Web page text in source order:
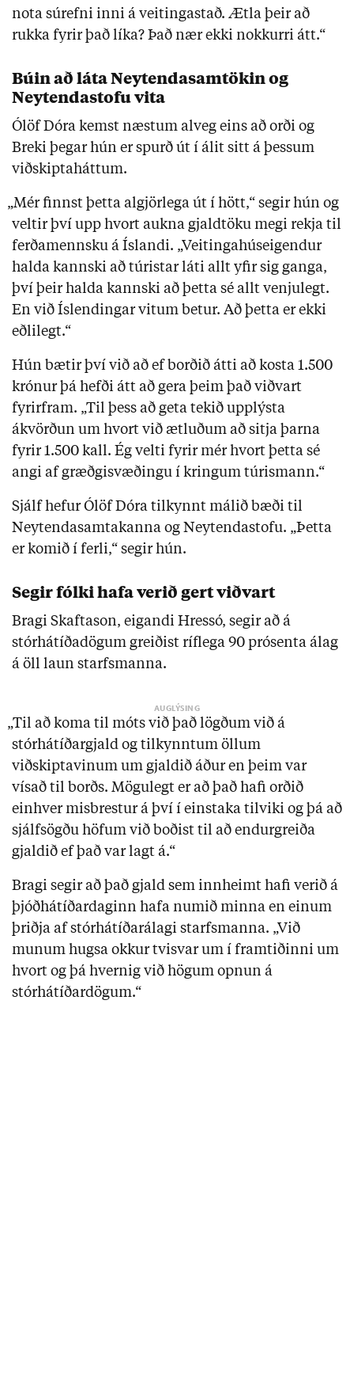
nota súrefni inni á veitingastað. Ætla þeir að
rukka fyrir það líka? Það nær ekki nokkurri átt.“
Búin að láta Neytendasamtökin og
Neytendastofu vita
Ólöf Dóra kemst næstum alveg eins að orði og
Breki þegar hún er spurð út í álit sitt á þessum
viðskiptaháttum.
„Mér finnst þetta algjörlega út í hött,“ segir hún og
veltir því upp hvort aukna gjaldtöku megi rekja til
ferðamennsku á Íslandi. „Veitingahúseigendur
halda kannski að túristar láti allt yfir sig ganga,
því þeir halda kannski að þetta sé allt venjulegt.
En við Íslendingar vitum betur. Að þetta er ekki
eðlilegt.“
Hún bætir því við að ef borðið átti að kosta 1.500
krónur þá hefði átt að gera þeim það viðvart
fyrirfram. „Til þess að geta tekið upplýsta
ákvörðun um hvort við ætluðum að sitja þarna
fyrir 1.500 kall. Ég velti fyrir mér hvort þetta sé
angi af græðgisvæðingu í kringum túrismann.“
Sjálf hefur Ólöf Dóra tilkynnt málið bæði til
Neytendasamtakanna og Neytendastofu. „Þetta
er komið í ferli,“ segir hún.
Segir fólki hafa verið gert viðvart
Bragi Skaftason, eigandi Hressó, segir að á
stórhátíðadögum greiðist ríflega 90 prósenta álag
á öll laun starfsmanna.
„Til að koma til móts við það lögðum við á
stórhátíðargjald og tilkynntum öllum
viðskiptavinum um gjaldið áður en þeim var
vísað til borðs. Mögulegt er að það hafi orðið
einhver misbrestur á því í einstaka tilviki og þá að
sjálfsögðu höfum við boðist til að endurgreiða
gjaldið ef það var lagt á.“
Bragi segir að það gjald sem innheimt hafi verið á
þjóðhátíðardaginn hafa numið minna en einum
þriðja af stórhátíðarálagi starfsmanna. „Við
munum hugsa okkur tvisvar um í framtiðinni um
hvort og þá hvernig við högum opnun á
stórhátíðardögum.“